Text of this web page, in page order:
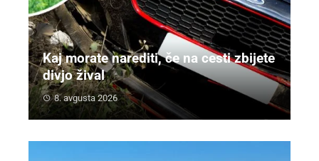
Kaj morate narediti, če na cesti zbijete
divjo žival
8. avgusta 2026